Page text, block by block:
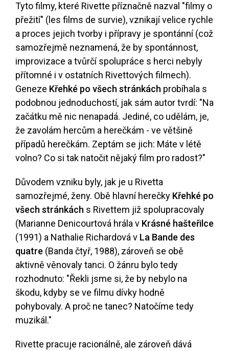
Tyto filmy, které Rivette příznačně nazval "filmy o
přežití" (les films de survie), vznikají velice rychle
a proces jejich tvorby i přípravy je spontánní (což
samozřejmě neznamená, že by spontánnost,
improvizace a tvůrčí spolupráce s herci nebyly
přítomné i v ostatních Rivettových filmech).
Geneze Křehké po všech stránkách probíhala s
podobnou jednoduchostí, jak sám autor tvrdí: "Na
začátku mě nic nenapadá. Jediné, co udělám, je,
že zavolám hercům a herečkám - ve většině
případů herečkám. Zeptám se jich: Máte v létě
volno? Co si tak natočit nějaký film pro radost?"
Důvodem vzniku byly, jak je u Rivetta
samozřejmé, ženy. Obě hlavní herečky Křehké po
všech stránkách s Rivettem již spolupracovaly
(Marianne Denicourtová hrála v Krásné hašteřilce
(1991) a Nathalie Richardová v La Bande des
quatre (Banda čtyř, 1988), zároveň se obě
aktivně věnovaly tanci. O žánru bylo tedy
rozhodnuto: "Řekli jsme si, že by nebylo na
škodu, kdyby se ve filmu dívky hodně
pohybovaly. A proč ne tanec? Natočíme tedy
muzikál."
Rivette pracuje racionálně, ale zároveň dává